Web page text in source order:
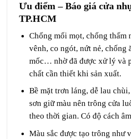
Ưu điểm – Báo giá cửa
TP.HCM
Chống mối mọt, chống thấm
vênh, co ngót, nứt nẻ, chống
mốc… nhờ đã được xử lý và
chất cần thiết khi sản xuất.
Bề mặt trơn láng, dễ lau
sơn giữ màu nên trông cửa
theo thời gian. Có độ cách
Màu sắc được tạo trông như